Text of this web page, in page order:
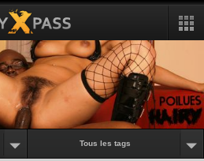
Tous les tags